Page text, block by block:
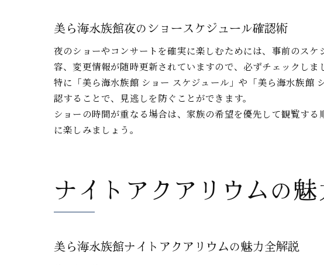
美ら海水族館夜のショースケジュール確認術
夜のショーやコンサートを確実に楽しむためには、事前のス
容、変更情報が随時更新されていますので、必ずチェックしま
特に「美ら海水族館 ショー スケジュール」や「美ら海水族館
認することで、見逃しを防ぐことができます。
ショーの時間が重なる場合は、家族の希望を優先して観覧す
に楽しみましょう。
ナイトアクアリウムの
美ら海水族館ナイトアクアリウムの魅力全解説